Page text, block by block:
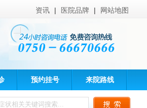
资讯 | 医院品牌 | 网站地图
预约挂号 来院路线